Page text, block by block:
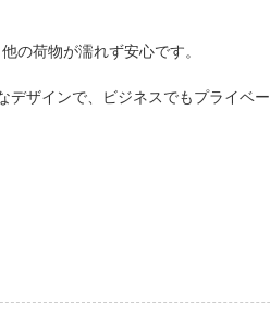
の荷物が濡れず安心です。
デザインで、ビジネスでもプライベー